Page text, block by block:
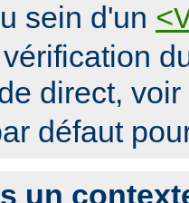
sein d'un
direct, voir
défaut
un